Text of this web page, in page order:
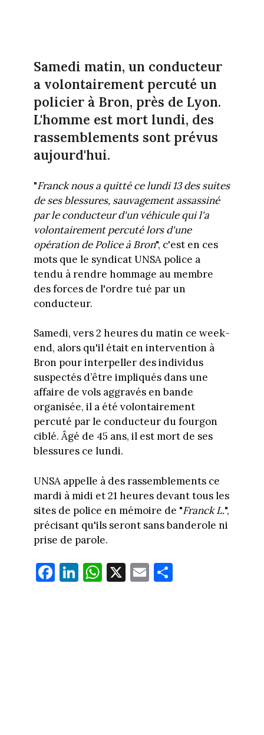
Samedi matin, un conducteur
a volontairement percuté un
policier à Bron, près de Lyon.
L'homme est mort lundi, des
rassemblements sont prévus
aujourd'hui.
"Franck nous a quitté ce lundi 13 des suites
de ses blessures, sauvagement assassiné
par le conducteur d'un véhicule qui l'a
volontairement percuté lors d'une
opération de Police à Bron", c'est en ces
mots que le syndicat UNSA police a
tendu à rendre hommage au membre
des forces de l'ordre tué par un
conducteur.
Samedi, vers 2 heures du matin ce week-
end, alors qu'il était en intervention à
Bron pour interpeller des individus
suspectés d’être impliqués dans une
affaire de vols aggravés en bande
organisée, il a été volontairement
percuté par le conducteur du fourgon
ciblé. Âgé de 45 ans, il est mort de ses
blessures ce lundi.
UNSA appelle à des rassemblements ce
mardi à midi et 21 heures devant tous les
sites de police en mémoire de "Franck L.",
précisant qu'ils seront sans banderole ni
prise de parole.
Fa
ce
Li
nk
W
ha
X E
m
Pa